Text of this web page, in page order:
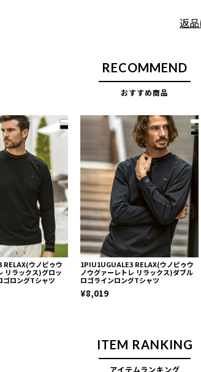
返
RECOMMEND
おすすめ商品
RELAX(ウノピゥウ
リラックス)グロッ
ゴロングTシャツ
1PIU1UGUALE3 RELAX(ウノピゥウ
ノウグァーレトレ リラックス)ダブル
ロゴラインロングTシャツ
¥8,019
ITEM RANKING
アイテムランキング